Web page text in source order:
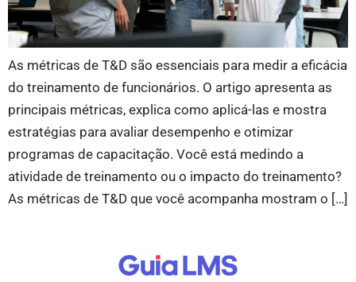
As métricas de T&D são essenciais para medir a eficácia
do treinamento de funcionários. O artigo apresenta as
principais métricas, explica como aplicá-las e mostra
estratégias para avaliar desempenho e otimizar
programas de capacitação. Você está medindo a
atividade de treinamento ou o impacto do treinamento?
As métricas de T&D que você acompanha mostram o […]